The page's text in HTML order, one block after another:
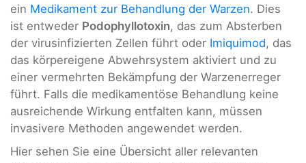
ein Medikament zur Behandlung der Warzen. Dies
ist entweder Podophyllotoxin, das zum Absterben
der virusinfizierten Zellen führt oder Imiquimod, das
das körpereigene Abwehrsystem aktiviert und zu
einer vermehrten Bekämpfung der Warzenerreger
führt. Falls die medikamentöse Behandlung keine
ausreichende Wirkung entfalten kann, müssen
invasivere Methoden angewendet werden.
Hier sehen Sie eine Übersicht aller relevanten